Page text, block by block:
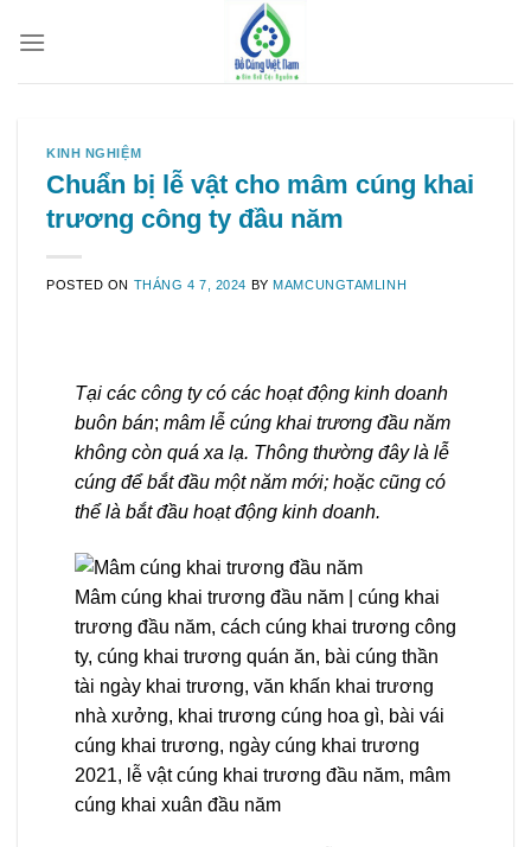
KINH NGHIỆM
Chuẩn bị lễ vật cho mâm cúng khai
trương công ty đầu năm
POSTED ON THÁNG 4 7, 2024 BYMAMCUNGTAMLINH
Tại các công ty có các hoạt động kinh doanh
buôn bán; mâm lễ cúng khai trương đầu năm
không còn quá xa lạ. Thông thường đây là lễ
cúng để bắt đầu một năm mới; hoặc cũng có
thể là bắt đầu hoạt động kinh doanh.
Mâm cúng khai trương đầu năm | cúng khai
trương đầu năm, cách cúng khai trương công
ty, cúng khai trương quán ăn, bài cúng thần
tài ngày khai trương, văn khấn khai trương
nhà xưởng, khai trương cúng hoa gì, bài vái
cúng khai trương, ngày cúng khai trương
2021, lễ vật cúng khai trương đầu năm, mâm
cúng khai xuân đầu năm